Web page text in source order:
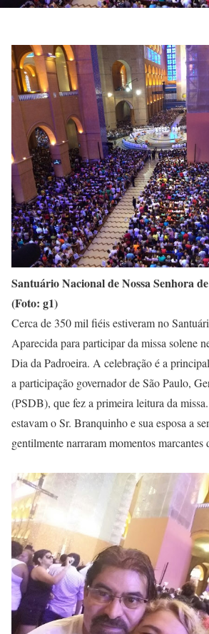
Santuário Nacional de Nossa Senhora
(Foto: g1)
Cerca de 350 mil fiéis estiveram no
Aparecida para participar da missa solene
Dia da Padroeira. A celebração é a
a participação governador de São Paulo,
(PSDB), que fez a primeira leitura da
estavam o Sr. Branquinho e sua esposa a
gentilmente narraram momentos